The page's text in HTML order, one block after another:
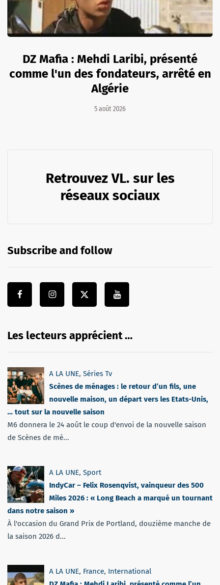
DZ Mafia : Mehdi Laribi, présenté
comme l'un des fondateurs, arrêté en
Algérie
5 août 2026
Retrouvez VL. sur les
réseaux sociaux
Subscribe and follow
Les lecteurs apprécient …
A LA UNE, Séries Tv
Scènes de ménages : le retour d’un fils, une
nouvelle maison, un départ vers les Etats-Unis,
… tout sur la nouvelle saison
M6 donnera le 24 août le coup d'envoi de la nouvelle saison
de Scènes de mé...
A LA UNE, Sport
IndyCar – Felix Rosenqvist, vainqueur des 500
Miles 2026 : « Long Beach a marqué un tournant
dans notre saison »
À l'occasion du Grand Prix de Portland, douzième manche de
la saison 2026 d...
A LA UNE, France, International